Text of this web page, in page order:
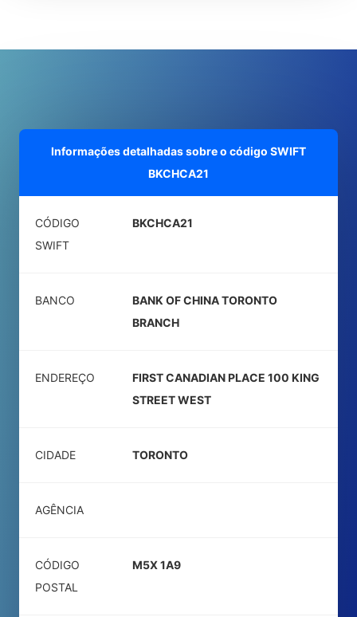
Informações detalhadas sobre o código SWIFT
BKCHCA21
CÓDIGO
SWIFT
BKCHCA21
BANCO
BANK OF CHINA TORONTO
BRANCH
ENDEREÇO
FIRST CANADIAN PLACE 100 KING
STREET WEST
CIDADE TORONTO
AGÊNCIA
CÓDIGO
POSTAL
M5X 1A9